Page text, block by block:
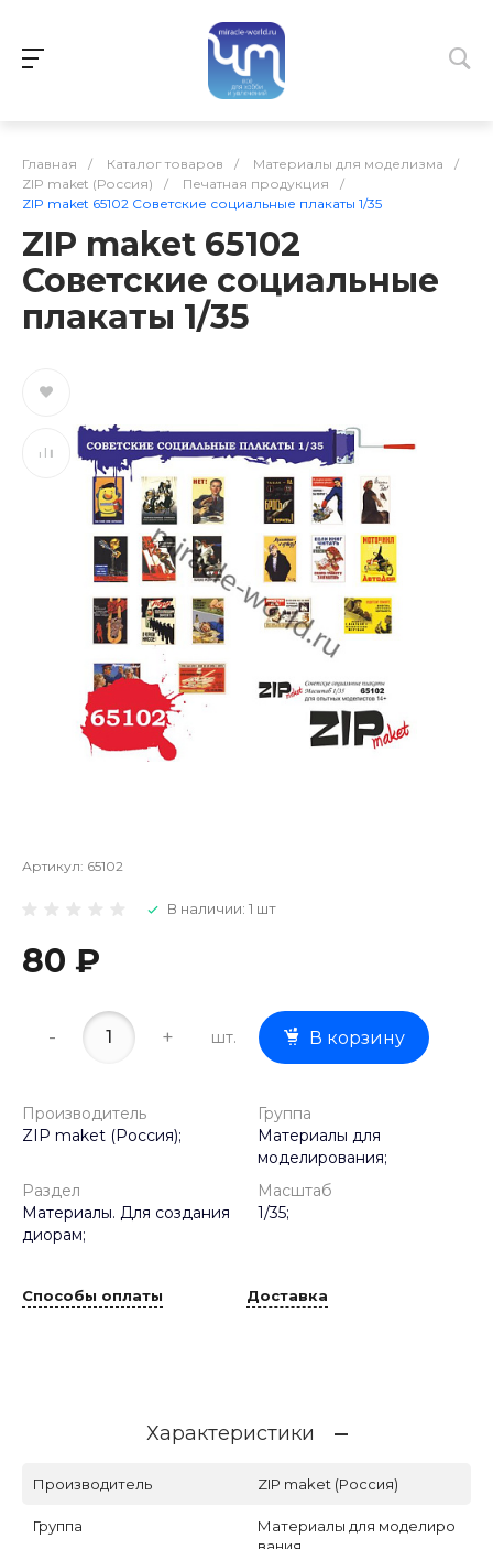
Главная / Каталог товаров / Материалы для моделизма
/
ZIP maket (Россия)
/ Печатная продукция
/
ZIP maket 65102 Советские социальные плакаты 1/35
ZIP maket 65102
Советские социальные
плакаты 1/35
Артикул: 65102
В наличии: 1 шт
80 ₽
- + шт. В корзину
Производитель
ZIP maket (Россия);
Группа
Материалы для
моделирования;
Раздел
Материалы. Для создания
диорам;
Масштаб
1/35;
Способы оплаты Доставка
Характеристики
Производитель ZIP maket (Россия)
Группа
Материалы для моделиро